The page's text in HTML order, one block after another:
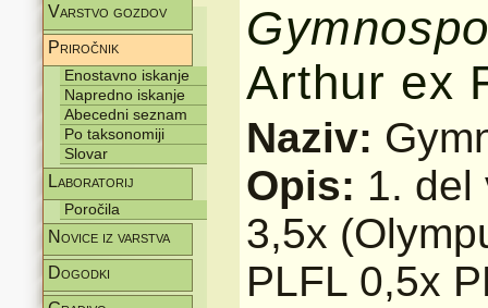
Varstvo gozdov
Priročnik
Enostavno iskanje
Napredno iskanje
Abecedni seznam
Po taksonomiji
Slovar
Laboratorij
Poročila
Novice iz varstva
Dogodki
Arthur ex
Naziv:
Opis: 1. del
3,5x
PLFL 0,5x